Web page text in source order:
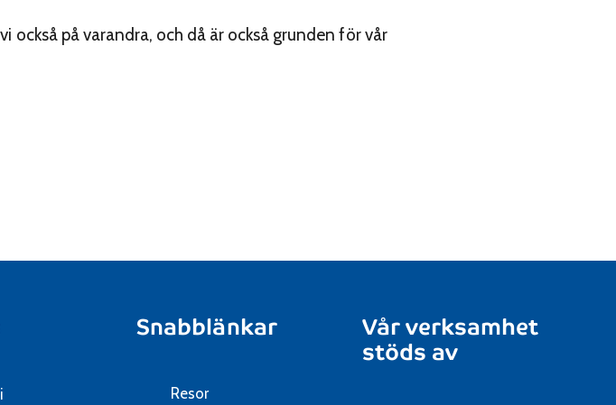
på varandra, och då är också grunden för vår
Snabblänkar
Resor
Vår verksamhet
stöds av